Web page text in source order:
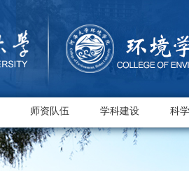
师资队伍 学科建设 科